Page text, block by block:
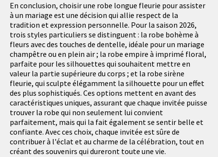
En conclusion, choisir une robe longue fleurie pour assister
à un mariage est une décision qui allie respect de la
tradition et expression personnelle. Pour la saison 2026,
trois styles particuliers se distinguent : la robe bohème à
fleurs avec des touches de dentelle, idéale pour un mariage
champêtre ou en plein air ; la robe empire à imprimé floral,
parfaite pour les silhouettes qui souhaitent mettre en
valeur la partie supérieure du corps ; et la robe sirène
fleurie, qui sculpte élégamment la silhouette pour un effet
des plus sophistiqués. Ces options mettent en avant des
caractéristiques uniques, assurant que chaque invitée puisse
trouver la robe qui non seulement lui convient
parfaitement, mais qui la fait également se sentir belle et
confiante. Avec ces choix, chaque invitée est sûre de
contribuer à l'éclat et au charme de la célébration, tout en
créant des souvenirs qui dureront toute une vie.